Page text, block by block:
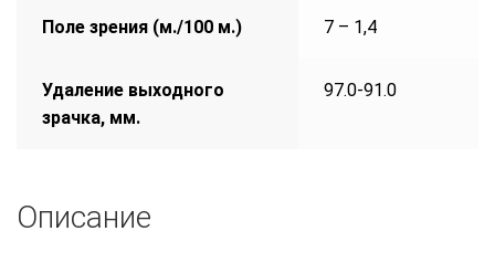
Поле зрения (м./100 м.) 7 – 1,4
Удаление выходного
зрачка, мм.
97.0-91.0
Описание